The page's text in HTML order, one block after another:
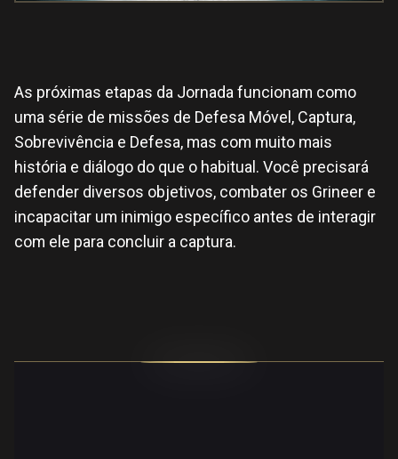
As próximas etapas da Jornada funcionam como
uma série de missões de Defesa Móvel, Captura,
Sobrevivência e Defesa, mas com muito mais
história e diálogo do que o habitual. Você precisará
defender diversos objetivos, combater os Grineer e
incapacitar um inimigo específico antes de interagir
com ele para concluir a captura.